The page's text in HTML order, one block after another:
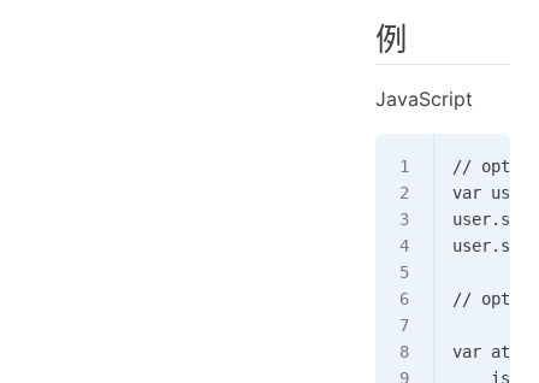
例
JavaScript
//
var user
//
var